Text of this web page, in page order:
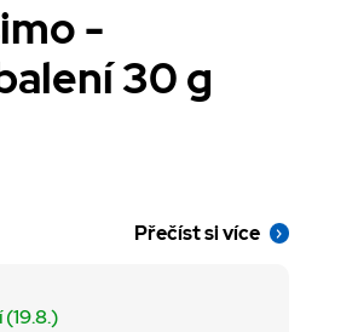
-
30 g
Přečíst si více